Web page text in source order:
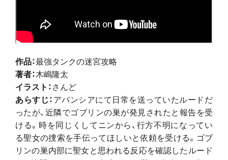
作品：最強タンクの迷宮攻略
著者：木嶋隆太
イラスト：さんど
あらすじ：アバンシアにて日常を送っていたルードだ
ったが、近隣でゴブリンの巣が発見されたと報告を受
ける。時を同じくしてニンから、行方不明になってい
る聖女の捜索を手伝ってほしいと依頼を受ける。ゴブ
リンの巣内部に聖女と思われる反応を確認したルード